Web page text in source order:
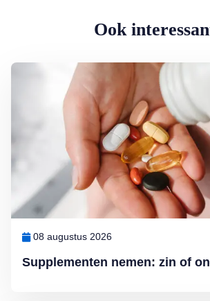
Ook
Supplementen nemen: zin of
08 augustus 2026
Lees meer over Supplementen nemen: zin of